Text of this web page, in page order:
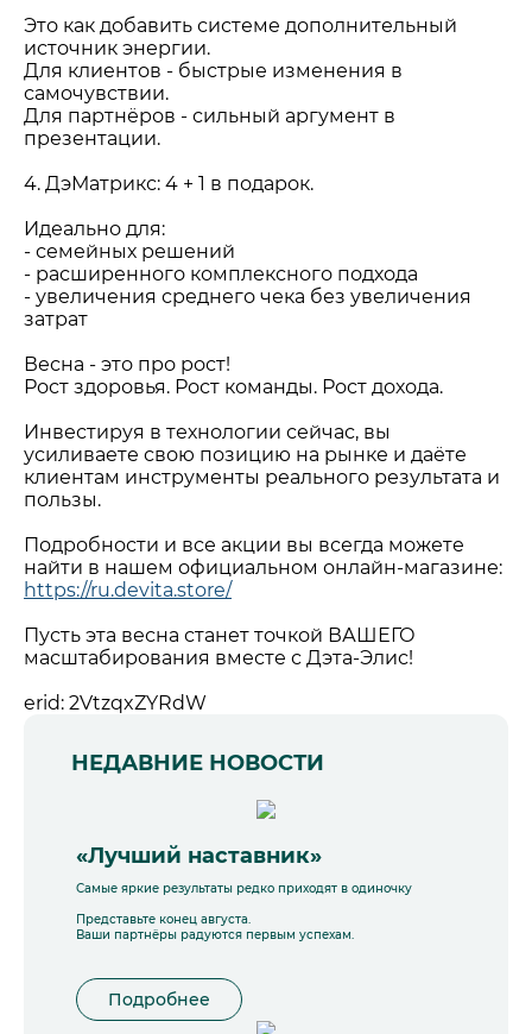
Это как добавить системе дополнительный
источник энергии.
Для клиентов - быстрые изменения в
самочувствии.
Для партнёров - сильный аргумент в
презентации.
4. ДэМатрикс: 4 + 1 в подарок.
Идеально для:
- семейных решений
- расширенного комплексного подхода
- увеличения среднего чека без увеличения
затрат
Весна - это про рост!
Рост здоровья. Рост команды. Рост дохода.
Инвестируя в технологии сейчас, вы
усиливаете свою позицию на рынке и даёте
клиентам инструменты реального результата и
пользы.
Подробности и все акции вы всегда можете
найти в нашем официальном онлайн-магазине:
https://ru.devita.store/
Пусть эта весна станет точкой ВАШЕГО
масштабирования вместе с Дэта-Элис!
erid: 2VtzqxZYRdW
НЕДАВНИЕ НОВОСТИ
«Лучший наставник»
Самые яркие результаты редко приходят в одиночку
Представьте конец августа.
Ваши партнёры радуются первым успехам.
Подробнее